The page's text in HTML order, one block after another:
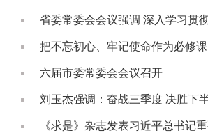
省委常委会会议强调 深入学习贯
把不忘初心、牢记使命作为必修
六届市委常委会会议召开
刘玉杰强调：奋战三季度 决胜下
《求是》杂志发表习近平总书记